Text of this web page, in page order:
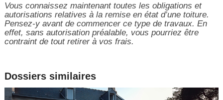
Vous connaissez maintenant toutes les obligations et
autorisations relatives à la remise en état d’une toiture.
Pensez-y avant de commencer ce type de travaux. En
effet, sans autorisation préalable, vous pourriez être
contraint de tout retirer à vos frais.
Dossiers similaires